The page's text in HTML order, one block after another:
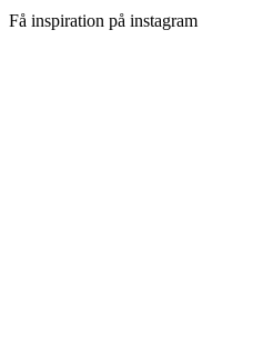
Få inspiration på instagram